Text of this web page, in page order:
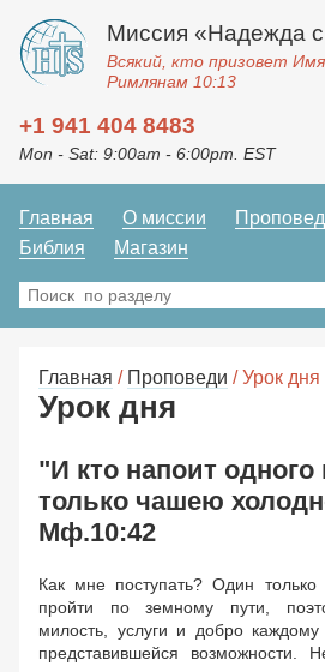
Миссия «Надежда
Всякий, кто призовет
Римлянам 10:13
+1 941 404 8483
Mon - Sat: 9:00am - 6:00pm. EST
Главная О миссии
Библия
Магазин
Главная / Проповеди / Урок дня
Урок дня
"И кто напоит
только чашею
Мф.10:42
Как мне поступать? Один
пройти по земному пути,
милость, услуги и добро каждому
представившейся возможности.